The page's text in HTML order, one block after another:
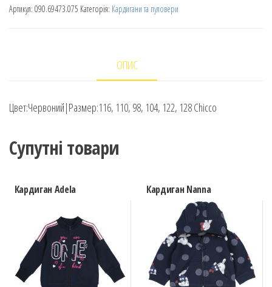
Артикул: 090.69473.075 Категорія: Кардигани та пуловери
ОПИС
Цвет:Червоний|Размер:116, 110, 98, 104, 122, 128 Chicco
Супутні товари
Кардиган Adela Кардиган Nanna